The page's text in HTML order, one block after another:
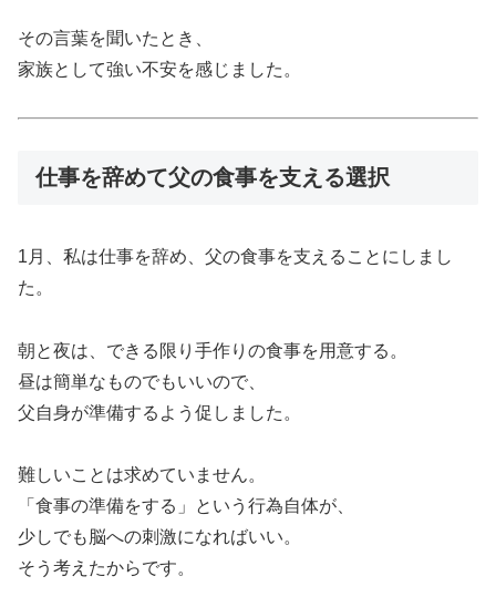
その言葉を聞いたとき、
家族として強い不安を感じました。
仕事を辞めて父の食事を支える選択
1月、私は仕事を辞め、父の食事を支えることにしまし
た。
朝と夜は、できる限り手作りの食事を用意する。
昼は簡単なものでもいいので、
父自身が準備するよう促しました。
難しいことは求めていません。
「食事の準備をする」という行為自体が、
少しでも脳への刺激になればいい。
そう考えたからです。